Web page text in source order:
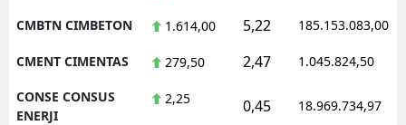
CMBTN CIMBETON 1.614,00 5,22 185.153.083,00
CMENT CIMENTAS 279,50 2,47 1.045.824,50
CONSE CONSUS
ENERJI
2,25 0,45 18.969.734,97